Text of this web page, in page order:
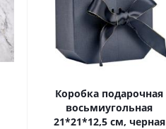
Коробка подарочная
восьмиугольная
21*21*12,5 см, черная